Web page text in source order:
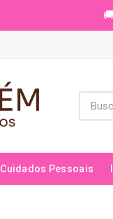
Cuidados Pessoais